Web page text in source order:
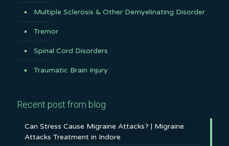
Multiple Sclerosis & Other Demyelinating Disorder
Tremor
Spinal Cord Disorders
Traumatic Brain Injury
Recent post from blog
Can Stress Cause Migraine Attacks? | Migraine
Attacks Treatment in Indore